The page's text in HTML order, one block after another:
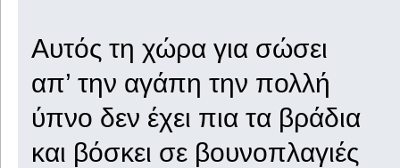
Αυτός τη χώρα για σώσει
απ’ την αγάπη την πολλή
ύπνο δεν έχει πια τα βράδια
και βόσκει σε βουνοπλαγιές